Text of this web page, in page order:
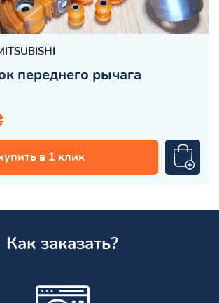
переднего рычага
в 1 клик
Как заказать?